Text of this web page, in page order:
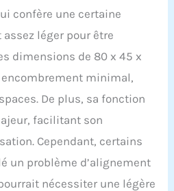
entre les niveaux de
résistance. Que vous
fassiez un échauffement
léger ou un entraînement
assure un
fonctionnement
silencieux, ce qui le rend
parfait pour une
utilisation à la maison,
même dans des espaces
partagés ou pendant les
heures de tranquillité
confère une certaine
léger pour être
dimensions de 80 x 45 x
encombrement minimal,
De plus, sa fonction
facilitant son
Cependant, certains
un problème d’alignement
nécessiter une légère